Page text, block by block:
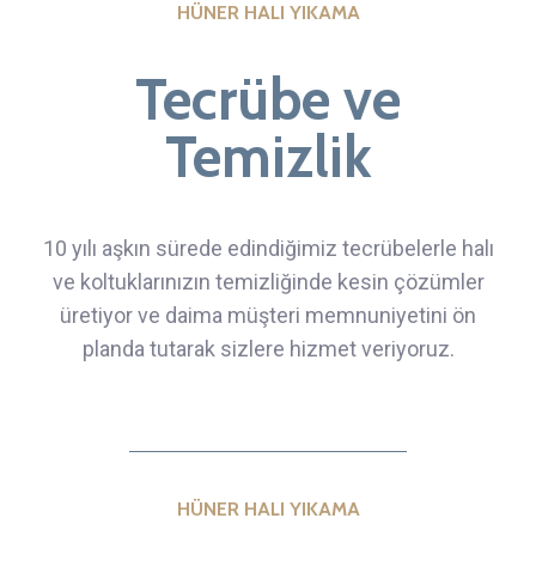
HÜNER HALI YIKAMA
Tecrübe ve
Temizlik
10 yılı aşkın sürede edindiğimiz tecrübelerle halı
ve koltuklarınızın temizliğinde kesin çözümler
üretiyor ve daima müşteri memnuniyetini ön
planda tutarak sizlere hizmet veriyoruz.
HÜNER HALI YIKAMA